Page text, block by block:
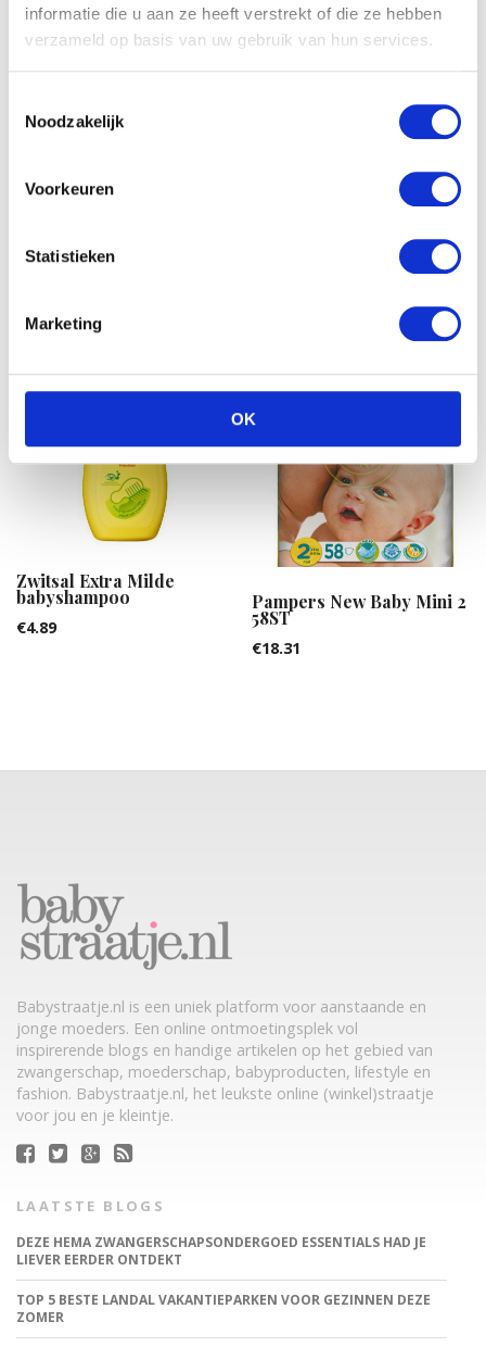
informatie die u aan ze heeft verstrekt of die ze hebben
verzameld op basis van uw gebruik van hun services.
Noodzakelijk
Voorkeuren
Statistieken
Marketing
OK
€11.66
Zwitsal Extra Milde
babyshampoo
€4.89
Pampers New Baby Mini 2
58ST
€18.31
Babystraatje.nl is een uniek platform voor aanstaande en
jonge moeders. Een online ontmoetingsplek vol
inspirerende blogs en handige artikelen op het gebied van
zwangerschap, moederschap, babyproducten, lifestyle en
fashion. Babystraatje.nl, het leukste online (winkel)straatje
voor jou en je kleintje.
LAATSTE BLOGS
DEZE HEMA ZWANGERSCHAPSONDERGOED ESSENTIALS HAD JE
LIEVER EERDER ONTDEKT
TOP 5 BESTE LANDAL VAKANTIEPARKEN VOOR GEZINNEN DEZE
ZOMER